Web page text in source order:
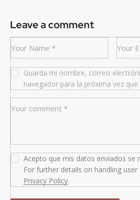
Leave a comment
Guarda mi nombre, correo
navegador para la próxima vez
Acepto que mis datos enviados se
For further details on handling
Privacy Policy.